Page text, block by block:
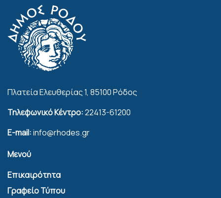
Πλατεία Ελευθερίας 1, 85100 Ρόδος
Τηλεφωνικό Κέντρο:22413-61200
E-mail:info@rhodes.gr
Μενού
Επικαιρότητα
Γραφείο Τύπου